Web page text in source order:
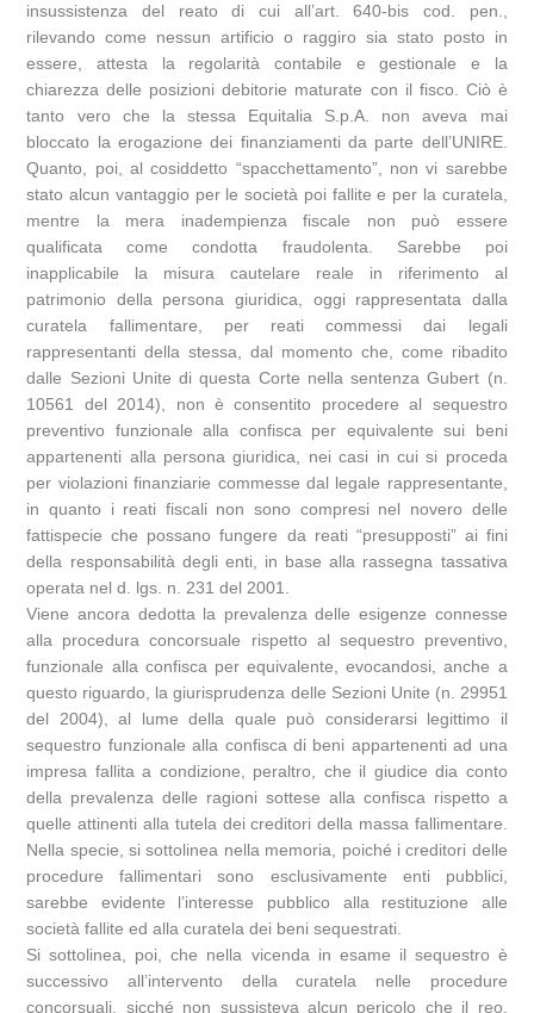
insussistenza del reato di cui all’art. 640-bis cod. pen.,
rilevando come nessun artificio o raggiro sia stato posto in
essere, attesta la regolarità contabile e gestionale e la
chiarezza delle posizioni debitorie maturate con il fisco. Ciò è
tanto vero che la stessa Equitalia S.p.A. non aveva mai
bloccato la erogazione dei finanziamenti da parte dell’UNIRE.
Quanto, poi, al cosiddetto “spacchettamento”, non vi sarebbe
stato alcun vantaggio per le società poi fallite e per la curatela,
mentre la mera inadempienza fiscale non può essere
qualificata come condotta fraudolenta. Sarebbe poi
inapplicabile la misura cautelare reale in riferimento al
patrimonio della persona giuridica, oggi rappresentata dalla
curatela fallimentare, per reati commessi dai legali
rappresentanti della stessa, dal momento che, come ribadito
dalle Sezioni Unite di questa Corte nella sentenza Gubert (n.
10561 del 2014), non è consentito procedere al sequestro
preventivo funzionale alla confisca per equivalente sui beni
appartenenti alla persona giuridica, nei casi in cui si proceda
per violazioni finanziarie commesse dal legale rappresentante,
in quanto i reati fiscali non sono compresi nel novero delle
fattispecie che possano fungere da reati “presupposti” ai fini
della responsabilità degli enti, in base alla rassegna tassativa
operata nel d. lgs. n. 231 del 2001.
Viene ancora dedotta la prevalenza delle esigenze connesse
alla procedura concorsuale rispetto al sequestro preventivo,
funzionale alla confisca per equivalente, evocandosi, anche a
questo riguardo, la giurisprudenza delle Sezioni Unite (n. 29951
del 2004), al lume della quale può considerarsi legittimo il
sequestro funzionale alla confisca di beni appartenenti ad una
impresa fallita a condizione, peraltro, che il giudice dia conto
della prevalenza delle ragioni sottese alla confisca rispetto a
quelle attinenti alla tutela dei creditori della massa fallimentare.
Nella specie, si sottolinea nella memoria, poiché i creditori delle
procedure fallimentari sono esclusivamente enti pubblici,
sarebbe evidente l’interesse pubblico alla restituzione alle
società fallite ed alla curatela dei beni sequestrati.
Si sottolinea, poi, che nella vicenda in esame il sequestro è
successivo all’intervento della curatela nelle procedure
concorsuali, sicché non sussisteva alcun pericolo che il reo,